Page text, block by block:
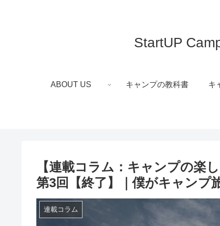
StartUP
ABOUT US キャンプの教科書 キ
【連載コラム：キャンプの楽
第3回【終了】｜僕がキャンプ
連載コラム